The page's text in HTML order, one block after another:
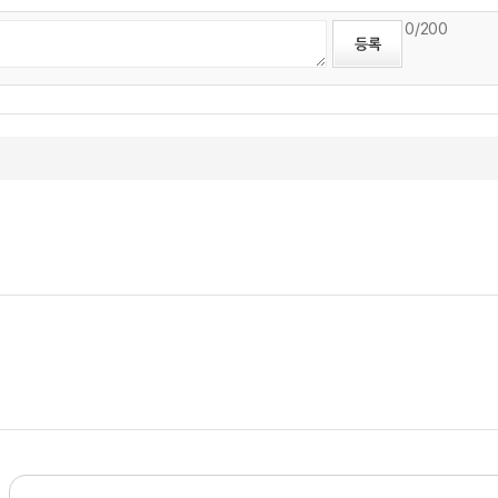
0/200